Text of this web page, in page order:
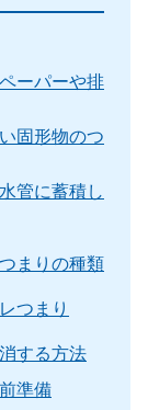
ーパーや排
固形物のつ
管に蓄積し
まりの種類
つまり
する方法
準備